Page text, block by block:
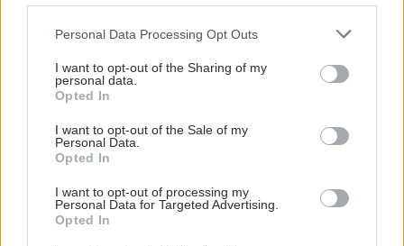
Please note that this website/app uses one or more Google
not limited to your visit or usage behaviour. You may click to
grant or deny consent to Google and its third-party tags to
use your data for below specified purposes in below Google
consent section.
Personal Data Processing Opt Outs
I want to opt-out of the Sharing of my
personal data.
Opted In
I want to opt-out of the Sale of my
Personal Data.
Opted In
I want to opt-out of processing my
Personal Data for Targeted Advertising.
Opted In